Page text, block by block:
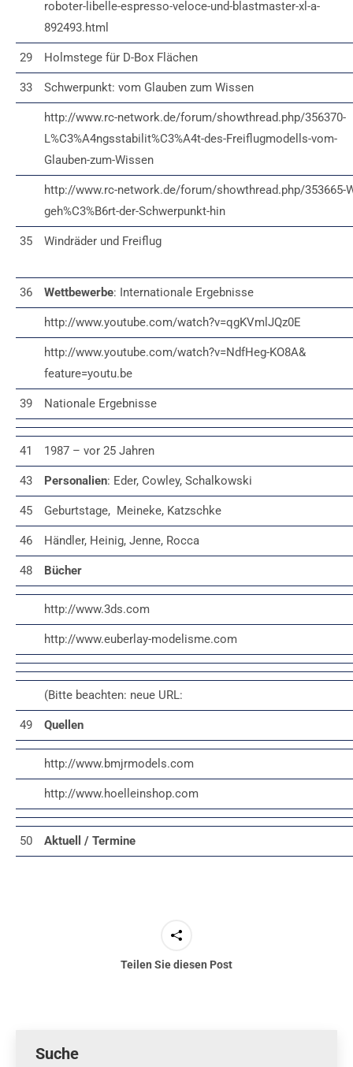
roboter-libelle-espresso-veloce-und-blastmaster-xl-a-
892493.html
29 Holmstege für D-Box Flächen
33 Schwerpunkt: vom Glauben zum Wissen
http://www.rc-network.de/forum/showthread.php/356370-
L%C3%A4ngsstabilit%C3%A4t-des-Freiflugmodells-vom-
Glauben-zum-Wissen
http://www.rc-network.de/forum/showthread.php/353665-
geh%C3%B6rt-der-Schwerpunkt-hin
35 Windräder und Freiflug
36 Wettbewerbe: Internationale Ergebnisse
http://www.youtube.com/watch?v=qgKVmlJQz0E
http://www.youtube.com/watch?v=NdfHeg-KO8A&
feature=youtu.be
39 Nationale Ergebnisse
41 1987 – vor 25 Jahren
43 Personalien: Eder, Cowley, Schalkowski
45 Geburtstage, Meineke, Katzschke
46 Händler, Heinig, Jenne, Rocca
48 Bücher
http://www.3ds.com
http://www.euberlay-modelisme.com
(Bitte beachten: neue URL:
49 Quellen
http://www.bmjrmodels.com
http://www.hoelleinshop.com
50 Aktuell / Termine
Teilen Sie diesen Post
Suche